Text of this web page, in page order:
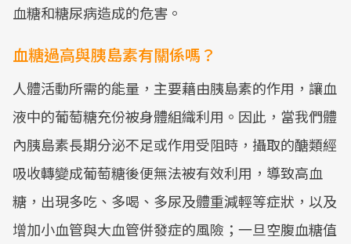
血糖和糖尿病造成的危害。
血糖過高與胰島素有關係嗎？
人體活動所需的能量，主要藉由胰島素的作用，讓血
液中的葡萄糖充份被身體組織利用。因此，當我們體
內胰島素長期分泌不足或作用受阻時，攝取的醣類經
吸收轉變成葡萄糖後便無法被有效利用，導致高血
糖，出現多吃、多喝、多尿及體重減輕等症狀，以及
增加小血管與大血管併發症的風險；一旦空腹血糖值